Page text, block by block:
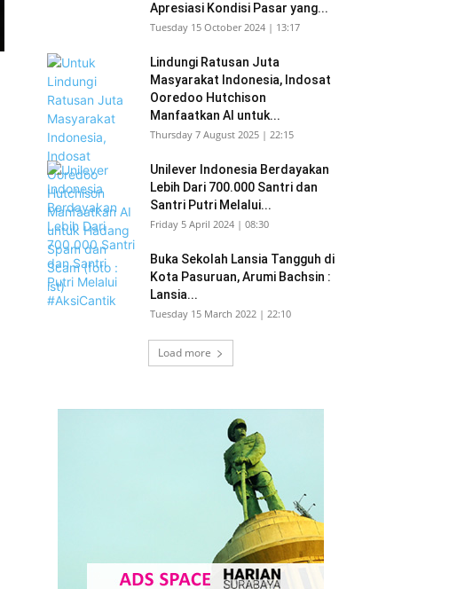
Apresiasi Kondisi Pasar yang...
Tuesday 15 October 2024 | 13:17
Lindungi Ratusan Juta
Masyarakat Indonesia, Indosat
Ooredoo Hutchison
Manfaatkan AI untuk...
Thursday 7 August 2025 | 22:15
Unilever Indonesia Berdayakan
Lebih Dari 700.000 Santri dan
Santri Putri Melalui...
Friday 5 April 2024 | 08:30
Buka Sekolah Lansia Tangguh di
Kota Pasuruan, Arumi Bachsin :
Lansia...
Tuesday 15 March 2022 | 22:10
Load more